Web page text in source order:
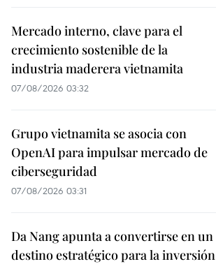
Mercado interno, clave para el
crecimiento sostenible de la
industria maderera vietnamita
07/08/2026 03:32
Grupo vietnamita se asocia con
OpenAI para impulsar mercado de
ciberseguridad
07/08/2026 03:31
Da Nang apunta a convertirse en un
destino estratégico para la inversión